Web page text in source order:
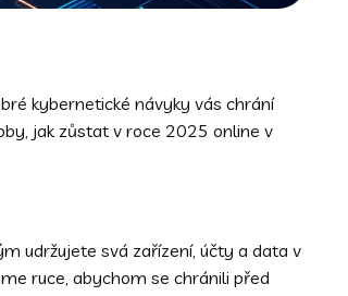
kybernetické návyky vás chrání
jak zůstat v roce 2025 online v
udržujete svá zařízení, účty a data v
ruce, abychom se chránili před